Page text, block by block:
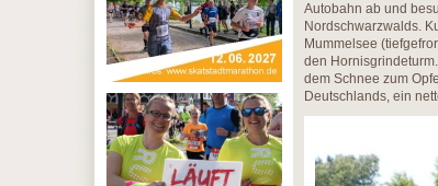
Autobahn ab und
Nordschwarzwalds.
Mummelsee
den
dem Schnee zum
Deutschlands, ein